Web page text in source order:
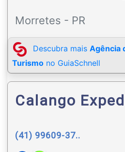
Morretes - PR
Descubra mais Agência
Turismo no GuiaSchnell
Calango
(41) 99609-37..